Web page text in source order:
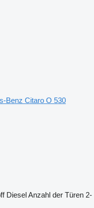
Benz Citaro O 530
DieselAnzahl der Türen 2-